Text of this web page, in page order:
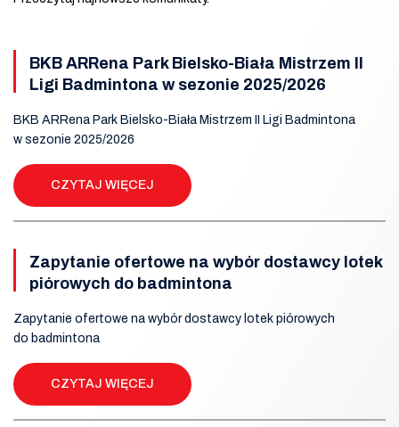
BKB ARRena Park Bielsko-Biała Mistrzem II
Ligi Badmintona w sezonie 2025/2026
BKB ARRena Park Bielsko-Biała Mistrzem II Ligi Badmintona
w sezonie 2025/2026
CZYTAJ WIĘCEJ
Zapytanie ofertowe na wybór dostawcy lotek
piórowych do badmintona
Zapytanie ofertowe na wybór dostawcy lotek piórowych
do badmintona
CZYTAJ WIĘCEJ